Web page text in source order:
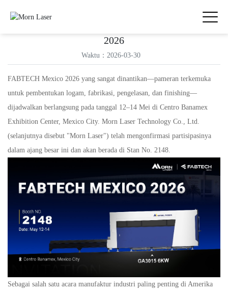
2026
Waktu：2026-03-30
FABTECH Mexico 2026 yang sangat dinantikan—pameran terkemuka
untuk pembentukan logam, fabrikasi, pengelasan, dan finishing—
dijadwalkan berlangsung pada tanggal 12–14 Mei di Centro Banamex
Exhibition Center, Mexico City. Morn Laser Technology Co., Ltd.
(selanjutnya disebut "Morn Laser") telah mengonfirmasi partisipasinya
dalam ajang besar ini dan akan berada di Stan No. 2148.
Sebagai salah satu acara manufaktur industri paling penting di Amerika